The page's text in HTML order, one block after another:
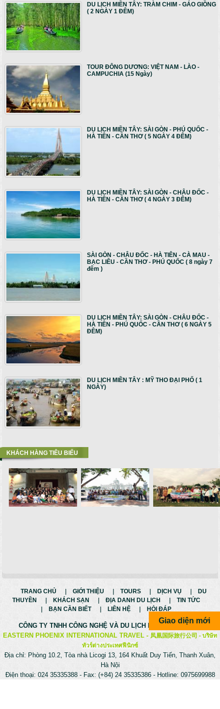
DU LỊCH MIỀN TÂY: TRÀM CHIM - GÁO GIỒNG
( 2 NGÀY 1 ĐÊM)
TOUR ĐÔNG DƯƠNG: VIỆT NAM - LÀO -
CAMPUCHIA (15 Ngày)
DU LỊCH MIỀN TÂY: SÀI GÒN - PHÚ QUỐC -
HÀ TIÊN - CẦN THƠ ( 5 NGÀY 4 ĐÊM)
DU LỊCH MIỀN TÂY: SÀI GÒN - CHÂU ĐỐC -
HÀ TIÊN - CẦN THƠ ( 4 NGÀY 3 ĐÊM)
SÀI GÒN - CHÂU ĐỐC - HÀ TIÊN - CÀ MAU -
BẠC LIÊU - CẦN THƠ - PHÚ QUỐC ( 8 ngày 7
đêm )
DU LỊCH MIỀN TÂY: SÀI GÒN - CHÂU ĐỐC -
HÀ TIÊN - PHÚ QUỐC - CẦN THƠ ( 6 NGÀY 5
ĐÊM)
DU LỊCH MIỀN TÂY : MỸ THO ĐẠI PHỐ ( 1
NGÀY)
KHÁCH HÀNG TIÊU BIỂU
TRANG CHỦ GIỚI THIỆU TOURS DỊCH VỤ
DU
THUYỀN
KHÁCH SẠN ĐỊA DANH DU LỊCH
TIN TỨC
BẠN CẦN BIẾT
LIÊN HỆ HỎI ĐÁP
CÔNG TY TNHH CÔNG NGHỆ VÀ DU LỊCH PHƯỢNG HOÀNG
EASTERN PHOENIX INTERNATIONAL TRAVEL - 凤凰国际旅行公司 - บริษัท
ทัวร์ต่างประเทศฟีนิกซ์
Địa chỉ: Phòng 10.2, Tòa nhà Licogi 13, 164 Khuất Duy Tiến, Thanh Xuân,
Hà Nội
Điện thoại: 024 35335388 - Fax: (+84) 24 35335386 - Hotline: 0975699988
Giao diện mới